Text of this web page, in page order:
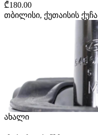
₾180.00
თბილისი, ქუთაისის ქუჩა
ახალი